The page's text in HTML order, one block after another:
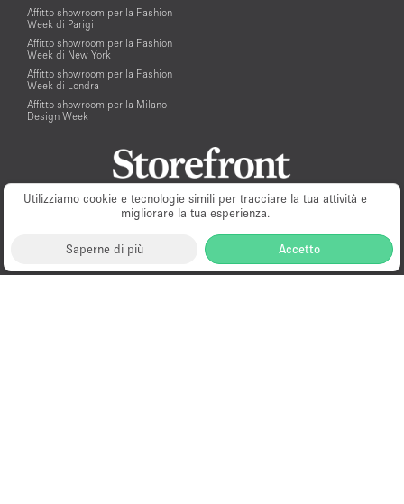
Utilizziamo cookie e tecnologie simili per tracciare la tua attività e
migliorare la tua esperienza.
Saperne di più Accetto
Affitto showroom per la Fashion
Week di Parigi
Affitto showroom per la Fashion
Week di New York
Affitto showroom per la Fashion
Week di Londra
Affitto showroom per la Milano
Design Week